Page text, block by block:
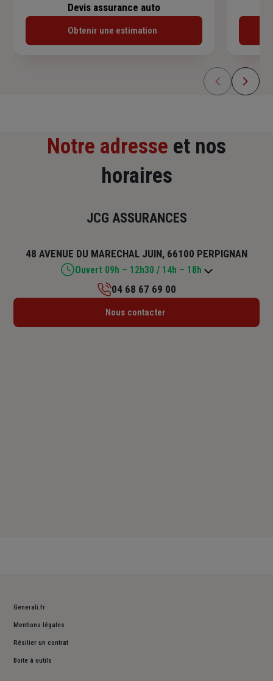
Devis assurance auto
Obtenir une estimation
Notre adresse et nos
horaires
JCG ASSURANCES
48 AVENUE DU MARECHAL JUIN, 66100 PERPIGNAN
Ouvert 09h – 12h30 / 14h – 18h
Lundi : 09h – 12h30 / 14h – 18h
04 68 67 69 00
Nous contacter
Generali.fr
Mentions légales
Résilier un contrat
Boite à outils